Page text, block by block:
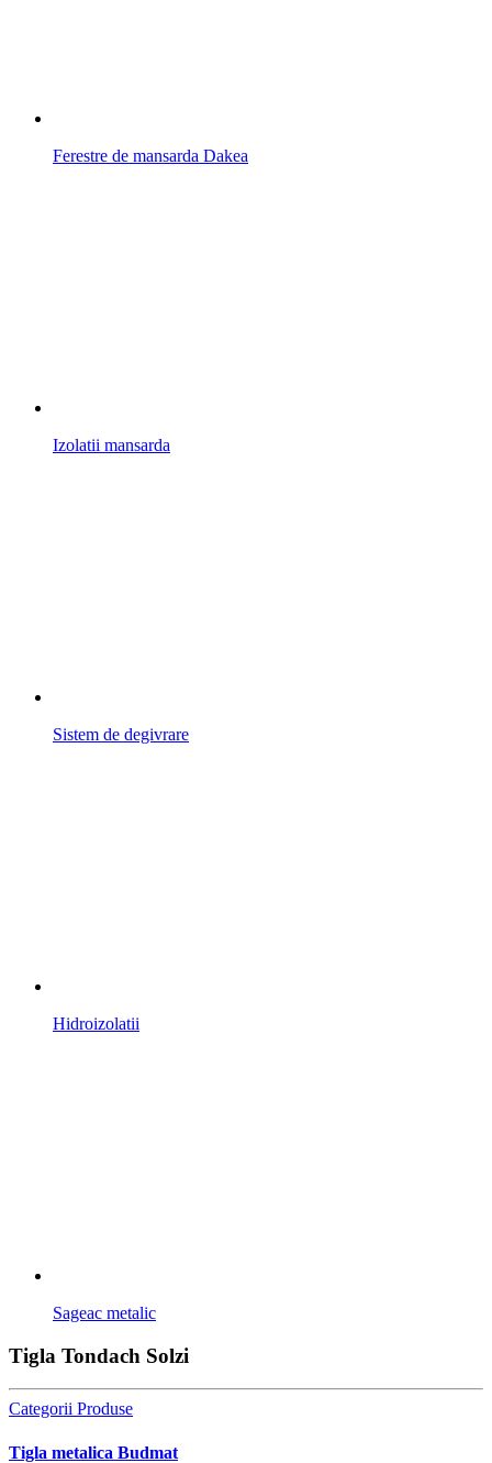
Ferestre de mansarda Dakea
Izolatii mansarda
Sistem de degivrare
Hidroizolatii
Sageac metalic
Tigla Tondach Solzi
Categorii Produse
Tigla metalica Budmat